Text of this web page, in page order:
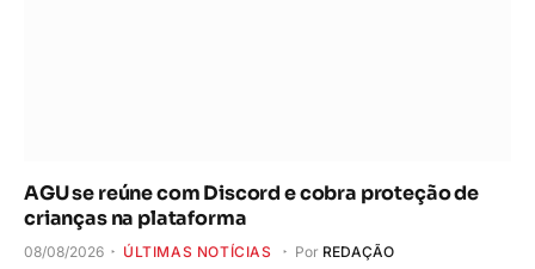
AGU se reúne com Discord e cobra proteção de
crianças na plataforma
08/08/2026 ÚLTIMAS NOTÍCIAS Por REDAÇÃO